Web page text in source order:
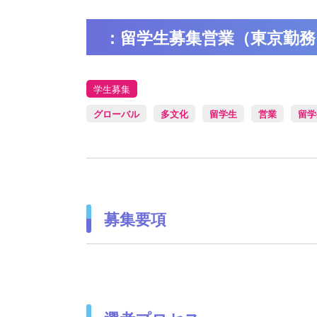
：留学生募集営業（東京勤務
学生募集
グローバル
多文化 留学生 営業 留
募集要項